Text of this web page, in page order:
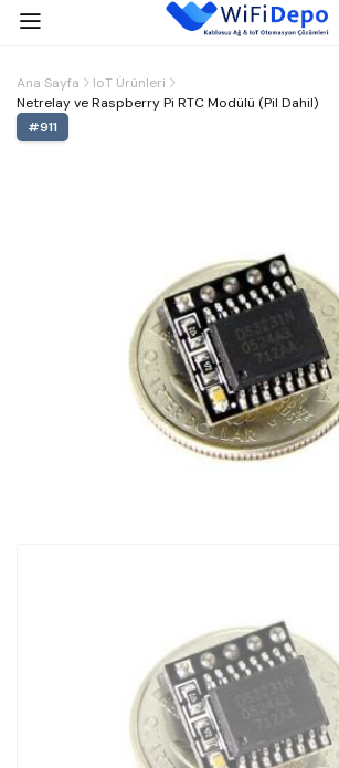
Ana Sayfa
IoT Ürünleri
Netrelay ve Raspberry Pi RTC Modülü (Pil Dahil)
#911